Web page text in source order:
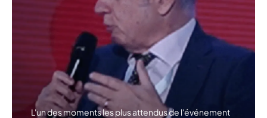
L'un des moments les plus attendus de l'événement